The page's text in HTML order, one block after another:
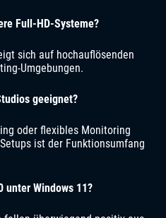
Full-HD-Systeme?
sich auf hochauflösenden
Umgebungen.
geeignet?
oder flexibles Monitoring
ist der Funktionsumfang
unter Windows 11?